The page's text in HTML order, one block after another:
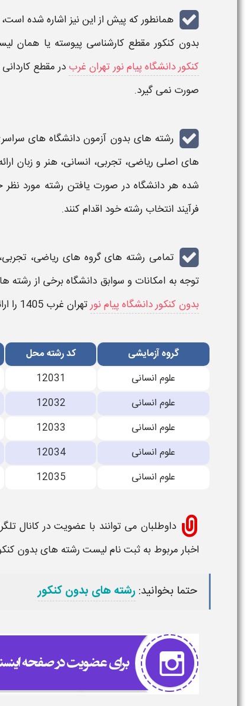
همانطور که پیش از این نیز اشاره شده است،
بدون کنکورمقطع کارشناسی پیوسته یا همان
کنکور دانشگاه پیام نور تهران غرب در مقطع
صورت نمی گیرد.
رشته های بدون آزمون دانشگاه های
های اصلی ریاضی، تجربی، انسانی، هنر و زبان
شده هردانشگاهدر صورت یافتن رشته مورد نظر
فرآیند انتخاب رشتهخود اقدام کنند.
تمامی رشته هایگروه های ریاضی،
توجه به امکانات و سوابق دانشگاه برخی از رشته
بدون کنکور دانشگاه پیام نورتهران غرب 1405 را
گروه آزمایشی کد رﺷﺘﻪ محل
علوم انسانی
12031
علوم انسانی
12032
علوم انسانی
12033
علوم انسانی
12034
علوم انسانی
12035
داوطلبان می توانند با عضویت در کانال
اخبار مربوط به ثبت نام لیست رشته های بدون
حتما بخوانید:رشته های بدون کنکور